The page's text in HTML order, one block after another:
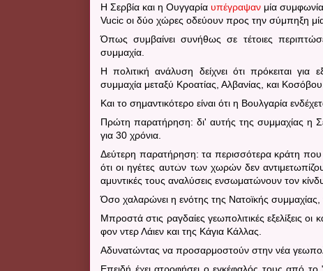
Η Σερβία και η Ουγγαρία υπέγραψαν μία
Vucic οι δύο χώρες οδεύουν προς την σύμπηξη
Όπως συμβαίνει συνήθως σε τέτοιες
συμμαχία.
Η πολιτική ανάλυση δείχνει ότι πρόκειται για
συμμαχία μεταξύ Κροατίας, Αλβανίας, και Κοσόβου.
Και το σημαντικότερο είναι ότι η Βουλγαρία
Πρώτη παρατήρηση: δι' αυτής της συμμαχίας η
για 30 χρόνια.
Δεύτερη παρατήρηση: τα περισσότερα κράτη που
ότι οι ηγέτες αυτών των χωρών δεν
αμυντικές τους αναλύσεις ενσωματώνουν τον
Όσο χαλαρώνει η ενότης της Νατοϊκής
Μπροστά στις ραγδαίες γεωπολιτικές εξελίξεις
φον ντερ Λάιεν και της Κάγια Κάλλας.
Αδυνατώντας να προσαρμοστούν στην νέα
Επειδή έχει ατροφήσει ο εγκέφαλός τους από το